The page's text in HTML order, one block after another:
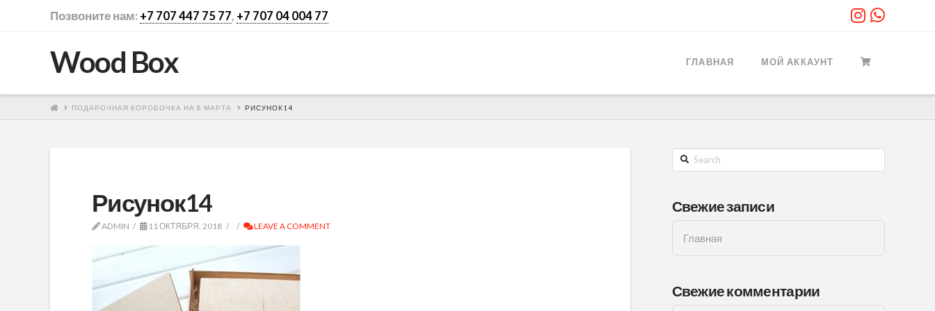
Позвоните нам: +7 707 447 75 77, +7 707 04 004 77
Wood Box ГЛАВНАЯ МОЙ АККАУНТ
ПОДАРОЧНАЯ КОРОБОЧКА НА 8 МАРТА РИСУНОК14
Рисунок14
ADMIN 11 ОКТЯБРЯ, 2018 LEAVE A COMMENT
Search
Свежие записи
Главная
Свежие комментарии